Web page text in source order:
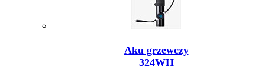
Aku grzewczy
324WH